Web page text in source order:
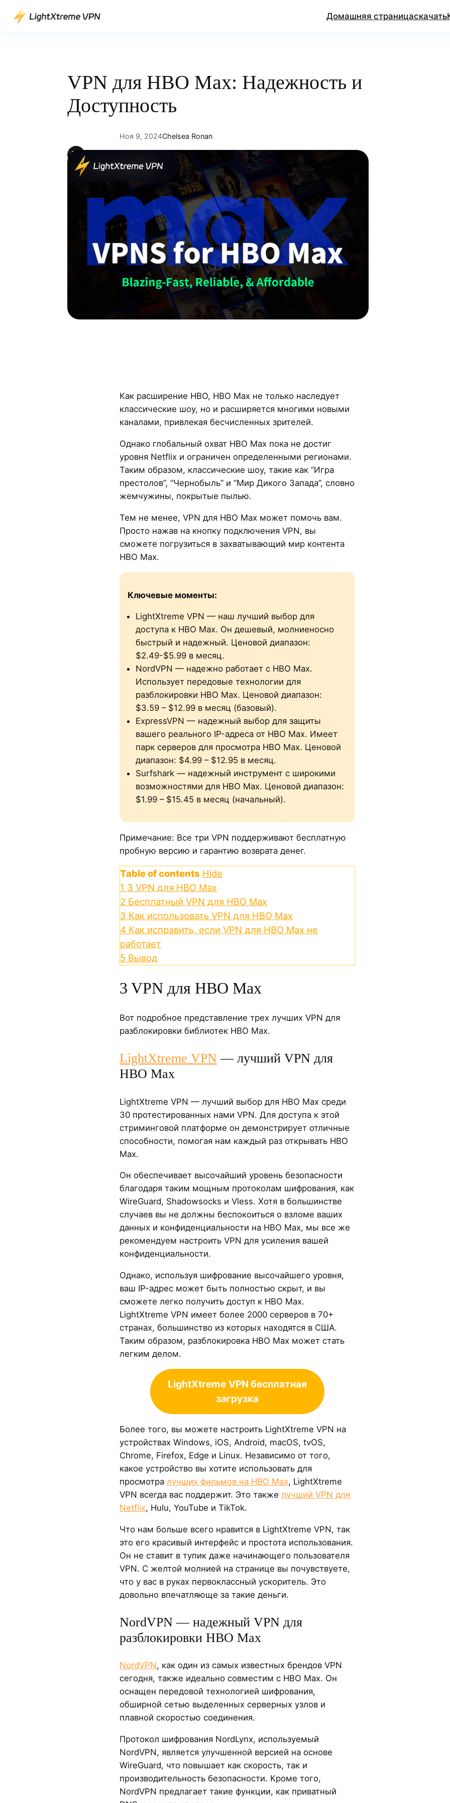
Перейти
Домашняя страницаскачать
VPN для HBO Max: Надежность и
Доступность
Ноя 9, 2024Chelsea Ronan
Как расширение HBO, HBO Max не только наследует
классические шоу, но и расширяется многими новыми
каналами, привлекая бесчисленных зрителей.
Однако глобальный охват HBO Max пока не достиг
уровня Netflix и ограничен определенными регионами.
Таким образом, классические шоу, такие как “Игра
престолов”, “Чернобыль” и “Мир Дикого Запада”, словно
жемчужины, покрытые пылью.
Тем не менее, VPN для HBO Max может помочь вам.
Просто нажав на кнопку подключения VPN, вы
сможете погрузиться в захватывающий мир контента
HBO Max.
Ключевые моменты:
LightXtreme VPN — наш лучший выбор для
доступа к HBO Max. Он дешевый, молниеносно
быстрый и надежный. Ценовой диапазон:
$2.49-$5.99 в месяц.
NordVPN — надежно работает с HBO Max.
Использует передовые технологии для
разблокировки HBO Max. Ценовой диапазон:
$3.59 – $12.99 в месяц (базовый).
ExpressVPN — надежный выбор для защиты
вашего реального IP-адреса от HBO Max. Имеет
парк серверов для просмотра HBO Max. Ценовой
диапазон: $4.99 – $12.95 в месяц.
Surfshark — надежный инструмент с широкими
возможностями для HBO Max. Ценовой диапазон:
$1.99 – $15.45 в месяц (начальный).
Примечание: Все три VPN поддерживают бесплатную
пробную версию и гарантию возврата денег.
Table of contents Hide
1 3 VPN для HBO Max
2 Бесплатный VPN для HBO Max
3 Как использовать VPN для HBO Max
4 Как исправить, если VPN для HBO Max не
работает
5 Вывод
3 VPN для HBO Max
Вот подробное представление трех лучших VPN для
разблокировки библиотек HBO Max.
LightXtreme VPN — лучший VPN для
HBO Max
LightXtreme VPN — лучший выбор для HBO Max среди
30 протестированных нами VPN. Для доступа к этой
стриминговой платформе он демонстрирует отличные
способности, помогая нам каждый раз открывать HBO
Max.
Он обеспечивает высочайший уровень безопасности
благодаря таким мощным протоколам шифрования, как
WireGuard, Shadowsocks и Vless. Хотя в большинстве
случаев вы не должны беспокоиться о взломе ваших
данных и конфиденциальности на HBO Max, мы все же
рекомендуем настроить VPN для усиления вашей
конфиденциальности.
Однако, используя шифрование высочайшего уровня,
ваш IP-адрес может быть полностью скрыт, и вы
сможете легко получить доступ к HBO Max.
LightXtreme VPN имеет более 2000 серверов в 70+
странах, большинство из которых находятся в США.
Таким образом, разблокировка HBO Max может стать
легким делом.
LightXtreme VPN бесплатная
загрузка
Более того, вы можете настроить LightXtreme VPN на
устройствах Windows, iOS, Android, macOS, tvOS,
Chrome, Firefox, Edge и Linux. Независимо от того,
какое устройство вы хотите использовать для
просмотра лучших фильмов на HBO Max, LightXtreme
VPN всегда вас поддержит. Это также лучший VPN для
Netflix, Hulu, YouTube и TikTok.
Что нам больше всего нравится в LightXtreme VPN, так
это его красивый интерфейс и простота использования.
Он не ставит в тупик даже начинающего пользователя
VPN. С желтой молнией на странице вы почувствуете,
что у вас в руках первоклассный ускоритель. Это
довольно впечатляюще за такие деньги.
NordVPN — надежный VPN для
разблокировки HBO Max
NordVPN, как один из самых известных брендов VPN
сегодня, также идеально совместим с HBO Max. Он
оснащен передовой технологией шифрования,
обширной сетью выделенных серверных узлов и
плавной скоростью соединения.
Протокол шифрования NordLynx, используемый
NordVPN, является улучшенной версией на основе
WireGuard, что повышает как скорость, так и
производительность безопасности. Кроме того,
NordVPN предлагает такие функции, как приватный